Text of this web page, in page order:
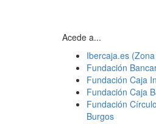
Acede a...
Ibercaja.es
Fundación
Fundación Caja
Fundación Caja
Fundación
Burgos